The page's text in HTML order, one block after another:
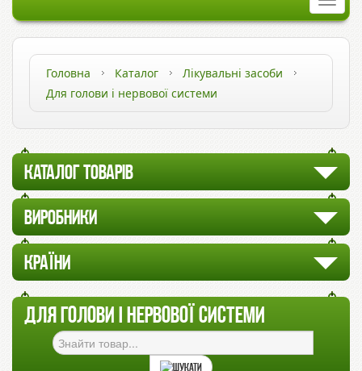
Головна Каталог
Лікувальні засоби
Для голови і нервової системи
КАТАЛОГ ТОВАРІВ
ВИРОБНИКИ
КРАЇНИ
ДЛЯ ГОЛОВИ І НЕРВОВОЇ СИСТЕМИ